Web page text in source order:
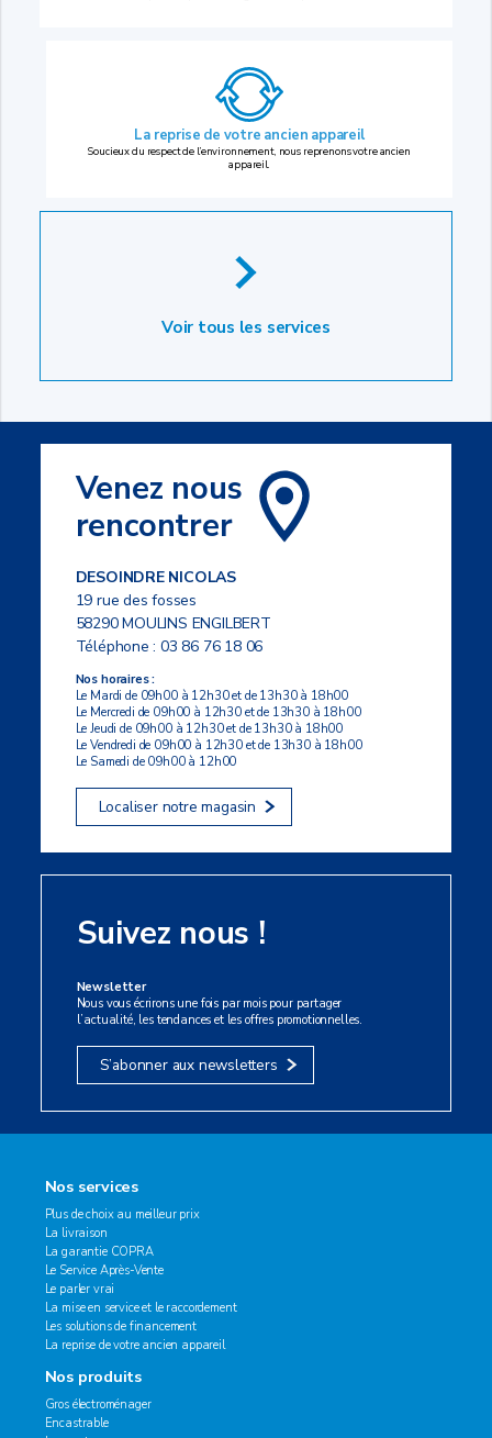
La reprise de votre ancien appareil
Soucieux du respect de l’environnement, nous reprenons votre ancien
appareil.
Voir tous les services
Venez nous
rencontrer
DESOINDRE NICOLAS
19 rue des fosses
58290 MOULINS ENGILBERT
Téléphone :03 86 76 18 06
Nos horaires :
Le Mardi de 09h00 à 12h30 et de 13h30 à 18h00
Le Mercredi de 09h00 à 12h30 et de 13h30 à 18h00
Le Jeudi de 09h00 à 12h30 et de 13h30 à 18h00
Le Vendredi de 09h00 à 12h30 et de 13h30 à 18h00
Le Samedi de 09h00 à 12h00
Localiser notre magasin
Suivez nous !
Newsletter
Nous vous écrirons une fois par mois pour partager
l’actualité, les tendances et les offres promotionnelles.
S’abonner aux newsletters
Nos services
Plus de choix au meilleur prix
La livraison
La garantie COPRA
Le Service Après-Vente
Le parler vrai
La mise en service et le raccordement
Les solutions de financement
La reprise de votre ancien appareil
Nos produits
Gros électroménager
Encastrable